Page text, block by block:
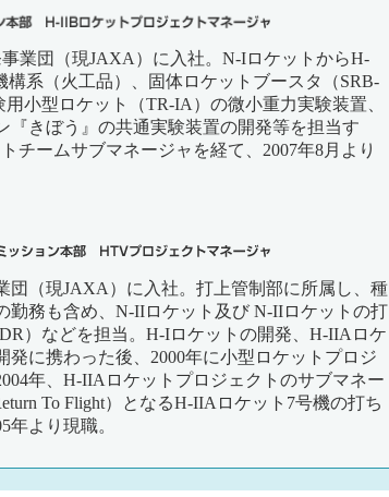
事業団（現JAXA）に入社。N-IロケットからH-
系（火工品）、固体ロケットブースタ（SRB-
小型ロケット（TR-IA）の微小重力実験装置、
『きぼう』の共通実験装置の開発等を担当す
チームサブマネージャを経て、2007年8月より
団（現JAXA）に入社。打上管制部に所属し、種
勤務も含め、N-IIロケット及び N-IIロケットの打
）などを担当。H-Iロケットの開発、H-IIAロケ
発に携わった後、2000年に小型ロケットプロジ
年、H-IIAロケットプロジェクトのサブマネー
To Flight）となるH-IIAロケット7号機の打ち
年より現職。